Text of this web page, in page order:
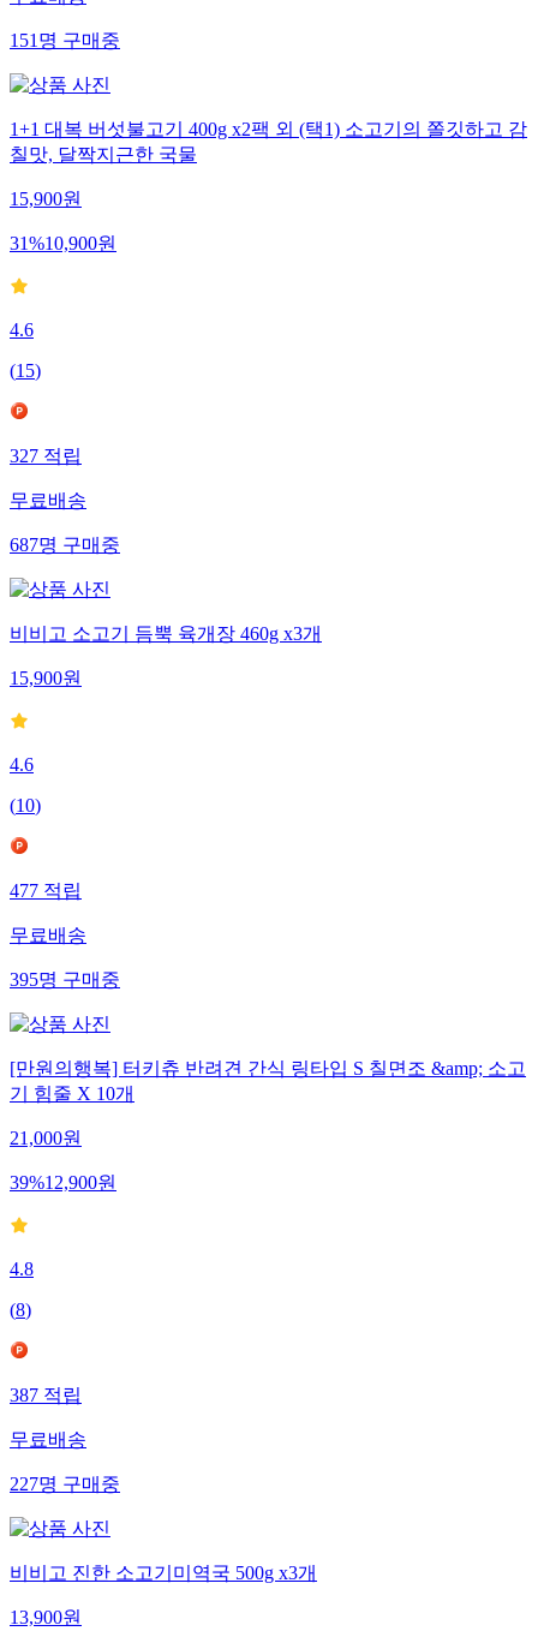
151명구매중
1+1 대복 버섯불고기 400g x2팩 외 (택1) 소고기의 쫄깃하고 감
칠맛, 달짝지근한 국물
15,900원
31%10,900원
4.6
(15)
327적립
무료배송
687명구매중
비비고 소고기 듬뿍 육개장 460g x3개
15,900원
4.6
(10)
477적립
무료배송
395명구매중
[만원의행복] 터키츄 반려견 간식 링타입 S 칠면조 &amp; 소고
기 힘줄 X 10개
21,000원
39%12,900원
4.8
(8)
387적립
무료배송
227명구매중
비비고 진한 소고기미역국 500g x3개
13,900원